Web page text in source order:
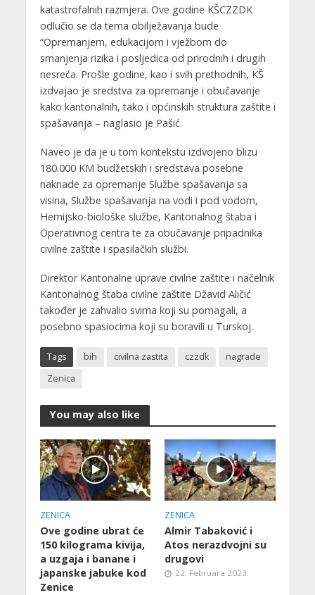
katastrofalnih razmjera. Ove godine KŠCZZDK
odlučio se da tema obilježavanja bude
“Opremanjem, edukacijom i vježbom do
smanjenja rizika i posljedica od prirodnih i drugih
nesreća. Prošle godine, kao i svih prethodnih, KŠ
izdvajao je sredstva za opremanje i obučavanje
kako kantonalnih, tako i općinskih struktura zaštite i
spašavanja – naglasio je Pašić.
Naveo je da je u tom kontekstu izdvojeno blizu
180.000 KM budžetskih i sredstava posebne
naknade za opremanje Službe spašavanja sa
visina, Službe spašavanja na vodi i pod vodom,
Hemijsko-biološke službe, Kantonalnog štaba i
Operativnog centra te za obučavanje pripadnika
civilne zaštite i spasilačkih službi.
Direktor Kantonalne uprave civilne zaštite i načelnik
Kantonalnog štaba civilne zaštite Džavid Aličić
također je zahvalio svima koji su pomagali, a
posebno spasiocima koji su boravili u Turskoj.
Tags bih civilna zastita czzdk
nagrade
Zenica
You may also like
ZENICA
Ove godine ubrat će
150 kilograma kivija,
a uzgaja i banane i
japanske jabuke kod
Zenice
ZENICA
Almir Tabaković i
Atos nerazdvojni su
drugovi
22. Februara 2023.